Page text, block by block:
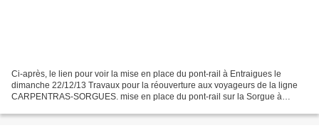
Ci-après, le lien pour voir la mise en place du pont-rail à Entraigues le
dimanche 22/12/13 Travaux pour la réouverture aux voyageurs de la ligne
CARPENTRAS-SORGUES. mise en place du pont-rail sur la Sorgue à